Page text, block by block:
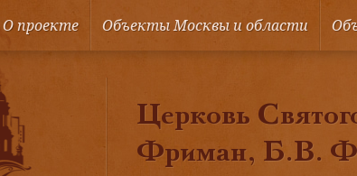
О проекте Объекты Москвы и области
Церковь
Фриман, Б.В.